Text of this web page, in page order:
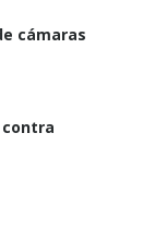
cámaras